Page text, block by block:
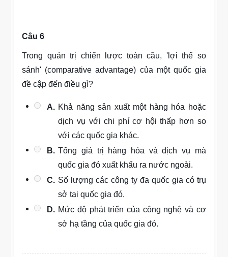
Câu 6
Trong quản trị chiến lược toàn cầu, 'lợi thế so
sánh' (comparative advantage) của một quốc gia
đề cập đến điều gì?
A. Khả năng sản xuất một hàng hóa hoặc
dịch vụ với chi phí cơ hội thấp hơn so
với các quốc gia khác.
B. Tổng giá trị hàng hóa và dịch vụ mà
quốc gia đó xuất khẩu ra nước ngoài.
C. Số lượng các công ty đa quốc gia có trụ
sở tại quốc gia đó.
D. Mức độ phát triển của công nghệ và cơ
sở hạ tầng của quốc gia đó.